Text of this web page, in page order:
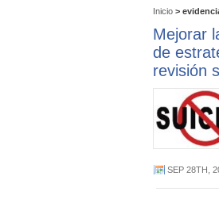
Inicio >
Mejorar
de
revisión
SEP 28TH,